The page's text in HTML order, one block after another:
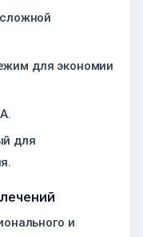
для экономии
для
и